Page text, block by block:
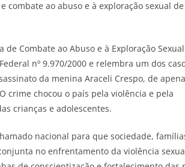
combate ao abuso e à exploração sexual
Combate ao Abuso e à Exploração
nº 9.970/2000 e relembra um dos
da menina Araceli Crespo, de
crime chocou o país pela violência e pela
crianças e adolescentes.
nacional para que sociedade,
no enfrentamento da violência